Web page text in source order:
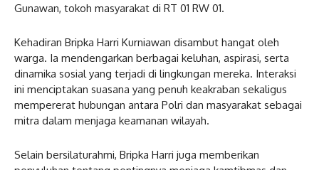
Gunawan, tokoh masyarakat di RT 01 RW 01.
Kehadiran Bripka Harri Kurniawan disambut hangat oleh
warga. Ia mendengarkan berbagai keluhan, aspirasi, serta
dinamika sosial yang terjadi di lingkungan mereka. Interaksi
ini menciptakan suasana yang penuh keakraban sekaligus
mempererat hubungan antara Polri dan masyarakat sebagai
mitra dalam menjaga keamanan wilayah.
Selain bersilaturahmi, Bripka Harri juga memberikan